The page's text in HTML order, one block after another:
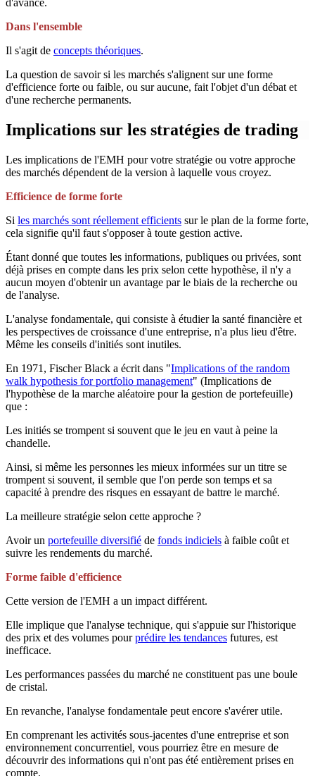
Dans l'ensemble
Il s'agit de concepts théoriques.
La question de savoir si les marchés s'alignent sur une forme
d'efficience forte ou faible, ou sur aucune, fait l'objet d'un débat et
d'une recherche permanents.
Implications sur les stratégies de trading
Les implications de l'EMH pour votre stratégie ou votre approche
des marchés dépendent de la version à laquelle vous croyez.
Efficience de forme forte
Si les marchés sont réellement efficients sur le plan de la forme forte,
cela signifie qu'il faut s'opposer à toute gestion active.
Étant donné que toutes les informations, publiques ou privées, sont
déjà prises en compte dans les prix selon cette hypothèse, il n'y a
aucun moyen d'obtenir un avantage par le biais de la recherche ou
de l'analyse.
L'analyse fondamentale, qui consiste à étudier la santé financière et
les perspectives de croissance d'une entreprise, n'a plus lieu d'être.
Même les conseils d'initiés sont inutiles.
En 1971, Fischer Black a écrit dans "Implications of the random
walk hypothesis for portfolio management" (Implications de
l'hypothèse de la marche aléatoire pour la gestion de portefeuille)
que :
Les initiés se trompent si souvent que le jeu en vaut à peine la
chandelle.
Ainsi, si même les personnes les mieux informées sur un titre se
trompent si souvent, il semble que l'on perde son temps et sa
capacité à prendre des risques en essayant de battre le marché.
La meilleure stratégie selon cette approche ?
Avoir un portefeuille diversifié de fonds indiciels à faible coût et
suivre les rendements du marché.
Forme faible d'efficience
Cette version de l'EMH a un impact différent.
Elle implique que l'analyse technique, qui s'appuie sur l'historique
des prix et des volumes pourprédire les tendances futures, est
inefficace.
Les performances passées du marché ne constituent pas une boule
de cristal.
En revanche, l'analyse fondamentale peut encore s'avérer utile.
En comprenant les activités sous-jacentes d'une entreprise et son
environnement concurrentiel, vous pourriez être en mesure de
découvrir des informations qui n'ont pas été entièrement prises en
compte.